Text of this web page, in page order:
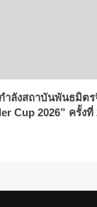
ำลังสถาบันพันธมิต
Cup 2026” ครั้ง